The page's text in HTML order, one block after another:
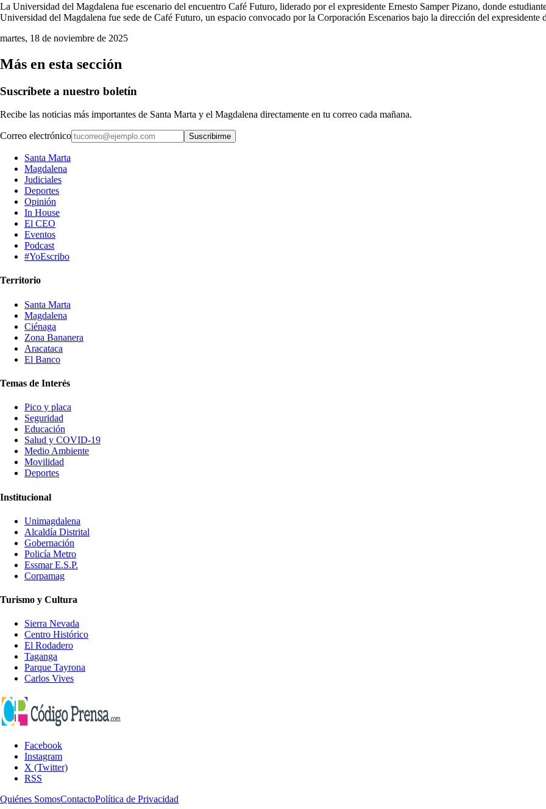
La Universidad del Magdalena fue escenario del encuentro Café Futuro, liderado por el expresidente Ernesto Samper Pizano, donde
Universidad del Magdalena fue sede de Café Futuro, un espacio convocado por la Corporación Escenarios bajo la dirección del
martes, 18 de noviembre de 2025
Más en esta sección
Suscríbete a nuestro boletín
Recibe las noticias más importantes de Santa Marta y el Magdalena directamente en tu correo cada mañana.
Correo electrónico Suscribirme
Santa Marta
Magdalena
Judiciales
Deportes
Opinión
In House
El CEO
Eventos
Podcast
#YoEscribo
Territorio
Santa Marta
Magdalena
Ciénaga
Zona Bananera
Aracataca
El Banco
Temas de Interés
Pico y placa
Seguridad
Educación
Salud y COVID-19
Medio Ambiente
Movilidad
Deportes
Institucional
Unimagdalena
Alcaldía Distrital
Gobernación
Policía Metro
Essmar E.S.P.
Corpamag
Turismo y Cultura
Sierra Nevada
Centro Histórico
El Rodadero
Taganga
Parque Tayrona
Carlos Vives
Facebook
Instagram
X (Twitter)
RSS
Quiénes SomosContactoPolítica de Privacidad